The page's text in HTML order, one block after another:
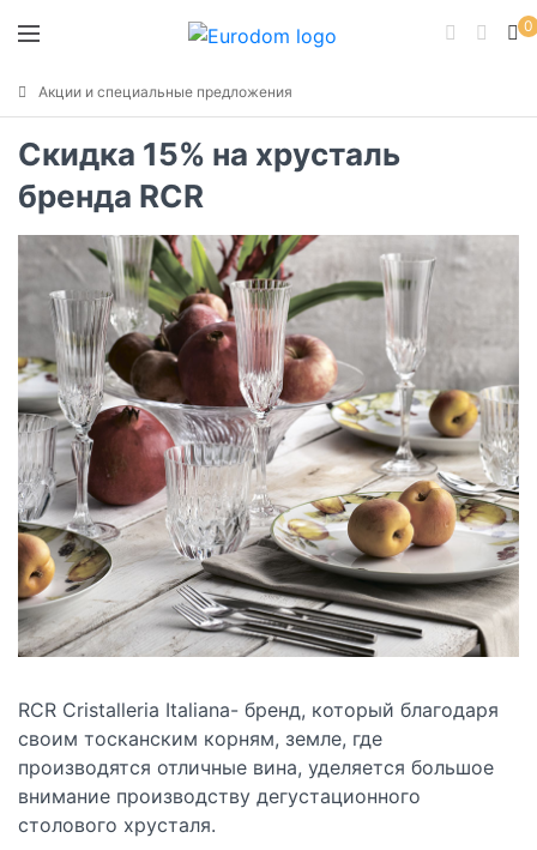
0
Акции и специальные предложения
Скидка 15% на хрусталь
бренда RCR
RCR Cristalleria Italiana- бренд, который благодаря
своим тосканским корням, земле, где
производятся отличные вина, уделяется большое
внимание производству дегустационного
столового хрусталя.